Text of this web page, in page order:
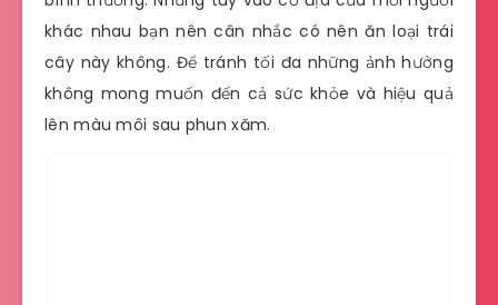
khác nhau bạn nên cân nhắc có nên ăn loại trái
cây này không. Để tránh tối đa những ảnh hưởng
không mong muốn đến cả sức khỏe và hiệu quả
lên màu môi sau phun xăm.